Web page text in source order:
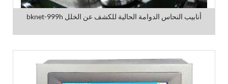
bknet-999h أنابيب النحاس الدوامة الحالية للكشف عن الخلل